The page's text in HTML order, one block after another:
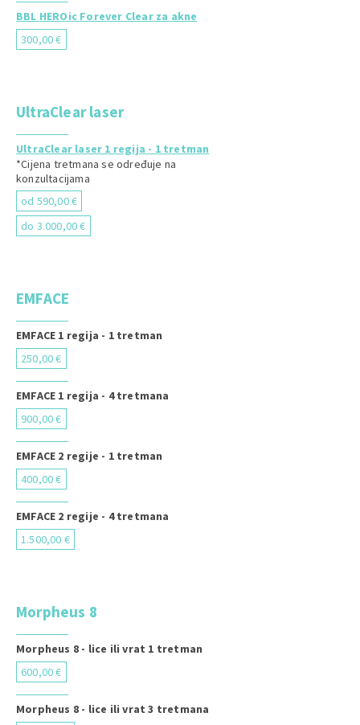
BBL HEROic Forever Clear za akne
300,00 €
UltraClear laser
UltraClear laser 1 regija - 1 tretman
*Cijena tretmana se određuje na
konzultacijama
od 590,00 €
do 3.000,00 €
EMFACE
EMFACE 1 regija - 1 tretman
250,00 €
EMFACE 1 regija - 4 tretmana
900,00 €
EMFACE 2 regije - 1 tretman
400,00 €
EMFACE 2 regije - 4 tretmana
1.500,00 €
Morpheus 8
Morpheus 8 - lice ili vrat 1 tretman
600,00 €
Morpheus 8 - lice ili vrat 3 tretmana